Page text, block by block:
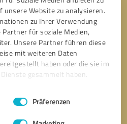
unsere Website zu analysieren.
zu Ihrer Verwendung
für soziale Medien,
Unsere Partner führen diese
mit weiteren Daten
haben oder die sie im
gesammelt haben.
Präferenzen